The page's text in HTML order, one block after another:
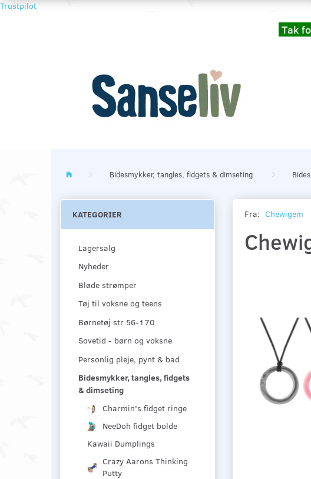
Trustpilot
Tak
Bidesmykker, tangles, fidgets & dimseting
KATEGORIER
Lagersalg
Nyheder
Bløde strømper
Tøj til voksne og teens
Børnetøj str 56-170
Sovetid - børn og voksne
Personlig pleje, pynt & bad
Bidesmykker, tangles, fidgets
& dimseting
Charmin's fidget ringe
NeeDoh fidget bolde
Kawaii Dumplings
Crazy Aarons Thinking
Putty
Fra: Chewigem